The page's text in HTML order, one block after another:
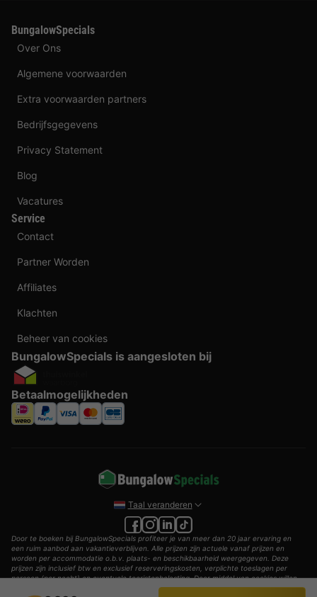
BungalowSpecials
Over Ons
Algemene voorwaarden
Extra voorwaarden partners
Bedrijfsgegevens
Privacy Statement
Blog
Vacatures
Service
Contact
Partner Worden
Affiliates
Klachten
Beheer van cookies
BungalowSpecials is aangesloten bij
Betaalmogelijkheden
Taal veranderen
Door te boeken bij BungalowSpecials profiteer je van meer dan 20 jaar ervaring en
een ruim aanbod aan vakantieverblijven. Alle prijzen zijn actuele vanaf prijzen en
worden per accommodatie o.b.v. plaats- en beschikbaarheid weergegeven. Deze
prijzen zijn inclusief btw en exclusief reserveringskosten, verplichte toeslagen per
persoon (per nacht) en eventuele toeristenbelasting. Door middel van cookies willen